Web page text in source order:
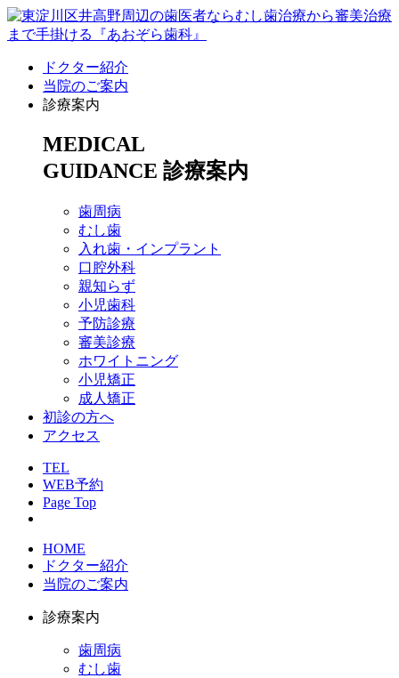
ドクター紹介
当院のご案内
診療案内
MEDICAL
GUIDANCE 診療案内
歯周病
むし歯
入れ歯・インプラント
口腔外科
親知らず
小児歯科
予防診療
審美診療
ホワイトニング
小児矯正
成人矯正
初診の方へ
アクセス
TEL
WEB予約
Page Top
HOME
ドクター紹介
当院のご案内
診療案内
歯周病
むし歯